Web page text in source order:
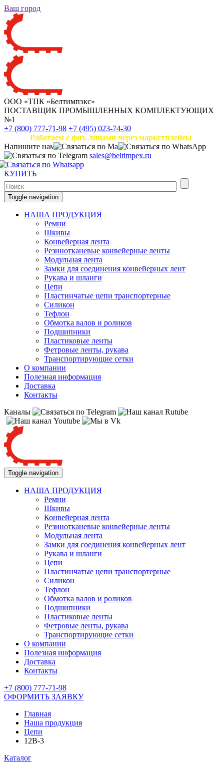
Ваш город
ООО «ТПК «Белтимпэкс»
ПОСТАВЩИК ПРОМЫШЛЕННЫХ КОМПЛЕКТУЮЩИХ
№1
+7 (800) 777-71-98 +7 (495) 023-74-30
Работаем с физ. лицами через маркетплейсы
Напишите нам
sales@beltimpex.ru
КУПИТЬ
Toggle navigation
НАША ПРОДУКЦИЯ
Ремни
Шкивы
Конвейерная лента
Резинотканевые конвейерные ленты
Модульная лента
Замки для соединения конвейерных лент
Рукава и шланги
Цепи
Пластинчатые цепи транспортерные
Силикон
Тефлон
Обмотка валов и роликов
Подшипники
Пластиковые ленты
Фетровые ленты, рукава
Транспортирующие сетки
О компании
Полезная информация
Доставка
Контакты
Каналы
Toggle navigation
НАША ПРОДУКЦИЯ
Ремни
Шкивы
Конвейерная лента
Резинотканевые конвейерные ленты
Модульная лента
Замки для соединения конвейерных лент
Рукава и шланги
Цепи
Пластинчатые цепи транспортерные
Силикон
Тефлон
Обмотка валов и роликов
Подшипники
Пластиковые ленты
Фетровые ленты, рукава
Транспортирующие сетки
О компании
Полезная информация
Доставка
Контакты
+7 (800) 777-71-98
ОФОРМИТЬ ЗАЯВКУ
Главная
Наша продукция
Цепи
12B-3
Каталог